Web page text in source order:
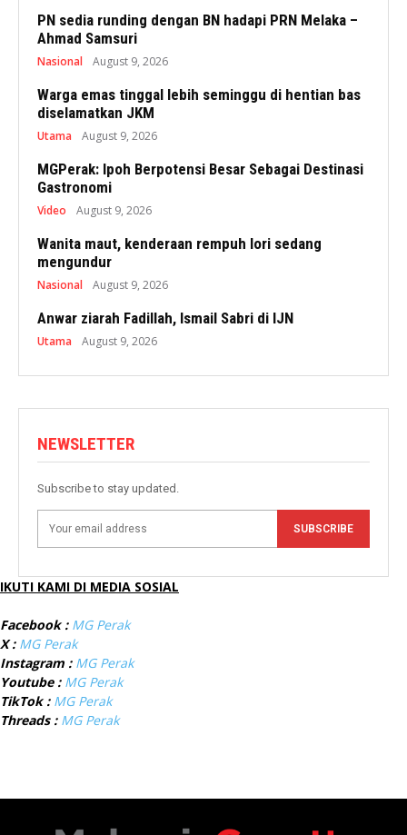
PN sedia runding dengan BN hadapi PRN Melaka –
Ahmad Samsuri
Nasional August 9, 2026
Warga emas tinggal lebih seminggu di hentian bas
diselamatkan JKM
Utama August 9, 2026
MGPerak: Ipoh Berpotensi Besar Sebagai Destinasi
Gastronomi
Video August 9, 2026
Wanita maut, kenderaan rempuh lori sedang
mengundur
Nasional August 9, 2026
Anwar ziarah Fadillah, Ismail Sabri di IJN
Utama August 9, 2026
NEWSLETTER
Subscribe to stay updated.
SUBSCRIBE
IKUTI KAMI DI MEDIA SOSIAL
Facebook : MG Perak
X : MG Perak
Instagram : MG Perak
Youtube : MG Perak
TikTok : MG Perak
Threads : MG Perak